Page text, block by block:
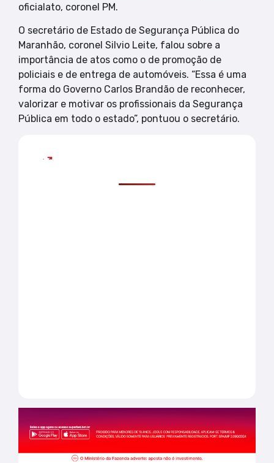
oficialato, coronel PM.
O secretário de Estado de Segurança Pública do
Maranhão, coronel Silvio Leite, falou sobre a
importância de atos como o de promoção de
policiais e de entrega de automóveis. “Essa é uma
forma do Governo Carlos Brandão de reconhecer,
valorizar e motivar os profissionais da Segurança
Pública em todo o estado”, pontuou o secretário.